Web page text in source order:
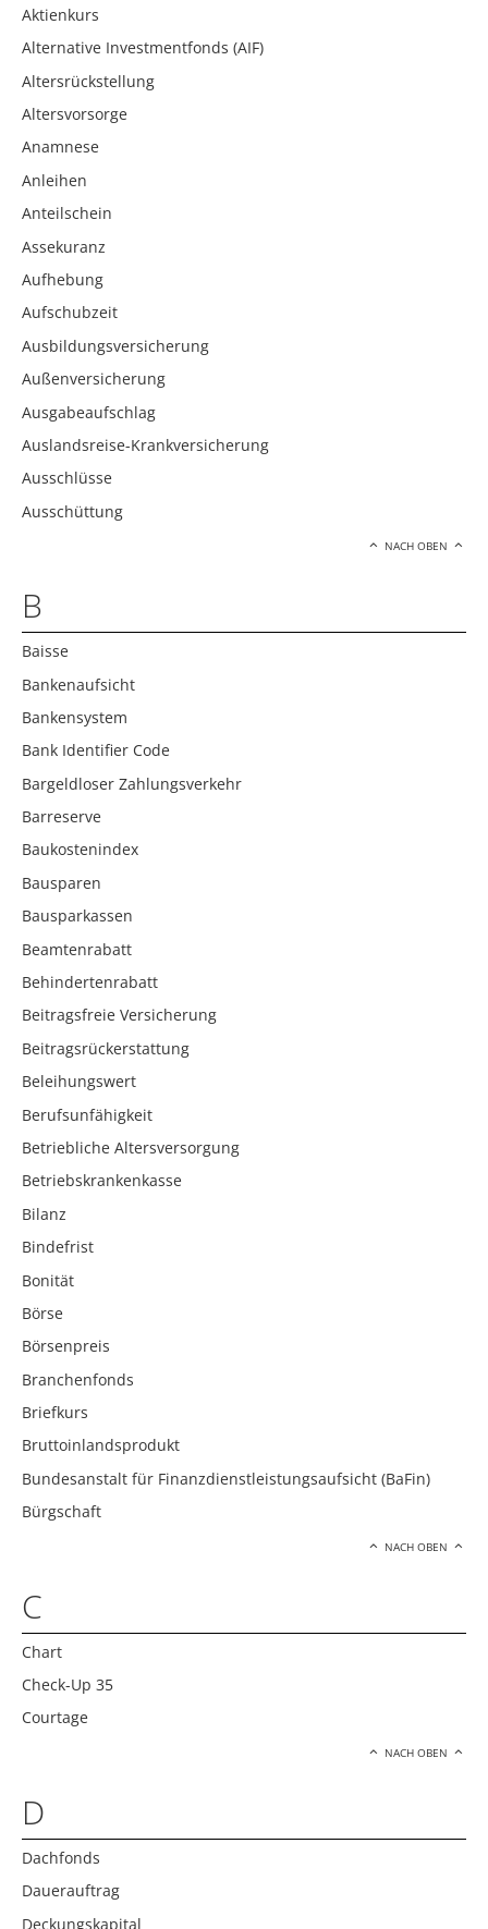
Aktienkurs
Alternative Investmentfonds (AIF)
Altersrückstellung
Altersvorsorge
Anamnese
Anleihen
Anteilschein
Assekuranz
Aufhebung
Aufschubzeit
Ausbildungsversicherung
Außenversicherung
Ausgabeaufschlag
Auslandsreise-Krankversicherung
Ausschlüsse
Ausschüttung
NACH OBEN
B
Baisse
Bankenaufsicht
Bankensystem
Bank Identifier Code
Bargeldloser Zahlungsverkehr
Barreserve
Baukostenindex
Bausparen
Bausparkassen
Beamtenrabatt
Behindertenrabatt
Beitragsfreie Versicherung
Beitragsrückerstattung
Beleihungswert
Berufsunfähigkeit
Betriebliche Altersversorgung
Betriebskrankenkasse
Bilanz
Bindefrist
Bonität
Börse
Börsenpreis
Branchenfonds
Briefkurs
Bruttoinlandsprodukt
Bundesanstalt für Finanzdienstleistungsaufsicht (BaFin)
Bürgschaft
NACH OBEN
C
Chart
Check-Up 35
Courtage
NACH OBEN
D
Dachfonds
Dauerauftrag
Deckungskapital